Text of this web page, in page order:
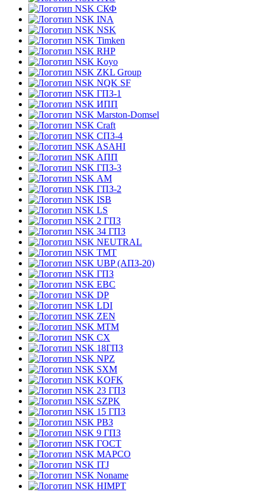
СКФ
INA
NSK
Timken
RHP
Koyo
ZKL Group
NQK SF
ГПЗ-1
ИПП
Marston-Domsel
Craft
СПЗ-4
ASAHI
АПП
ГПЗ-3
АМ
ГПЗ-2
ISB
LS
2 ГПЗ
34 ГПЗ
NEUTRAL
TMT
UBP (АПЗ-20)
ГПЗ
EBC
DP
LDI
ZEN
MTM
CX
18ГПЗ
NPZ
SXM
KOFK
23 ГПЗ
SZPK
15 ГПЗ
РВЗ
9 ГПЗ
ГОСТ
MAPCO
ITJ
Noname
HIMPT